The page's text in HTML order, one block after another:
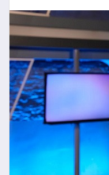
YEMEK
KIMDIR?
HESAPLAMALAR